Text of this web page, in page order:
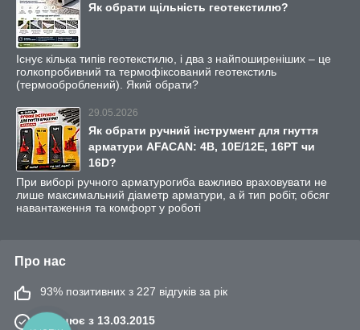
Як обрати щільність геотекстилю?
Існує кілька типів геотекстилю, і два з найпоширеніших – це
голкопробивний та термофіксований геотекстиль
(термооброблений). Який обрати?
29.05.2026
Як обрати ручний інструмент для гнуття
арматури AFACAN: 4B, 10E/12E, 16PT чи
16D?
При виборі ручного арматурогиба важливо враховувати не
лише максимальний діаметр арматури, а й тип робіт, обсяг
навантаження та комфорт у роботі
Про нас
93% позитивних з 227 відгуків за рік
Працює з 13.03.2015